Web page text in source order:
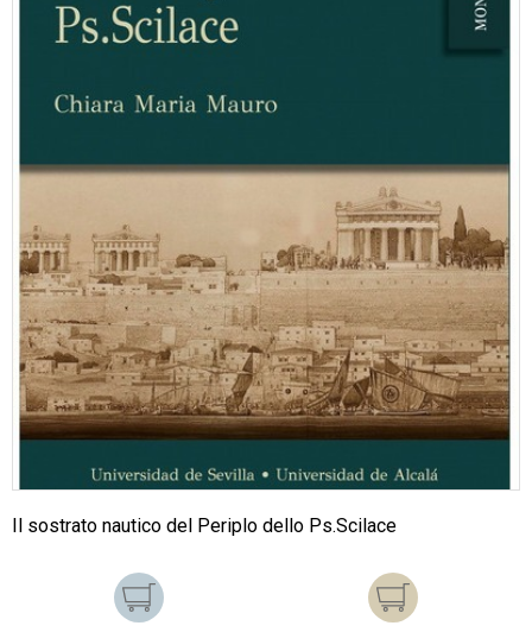
Il sostrato nautico del Periplo dello Ps.Scilace